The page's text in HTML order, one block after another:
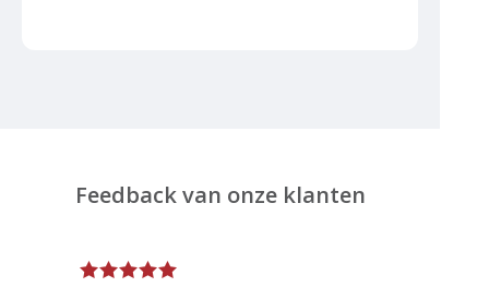
Feedback van onze klanten